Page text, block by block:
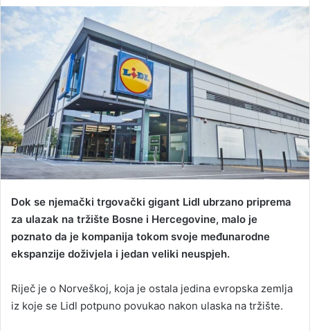
n
d
a
m
a
i
l
Dok se njemački trgovački gigant Lidl ubrzano priprema
za ulazak na tržište Bosne i Hercegovine, malo je
poznato da je kompanija tokom svoje međunarodne
ekspanzije doživjela i jedan veliki neuspjeh.
Riječ je o Norveškoj, koja je ostala jedina evropska zemlja
iz koje se Lidl potpuno povukao nakon ulaska na tržište.